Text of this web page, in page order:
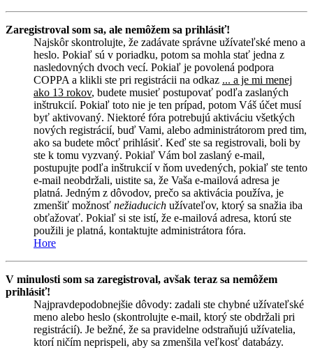
Zaregistroval som sa, ale nemôžem sa prihlásiť!
Najskôr skontrolujte, že zadávate správne užívateľské meno a
heslo. Pokiaľ sú v poriadku, potom sa mohla stať jedna z
nasledovných dvoch vecí. Pokiaľ je povolená podpora
COPPA a klikli ste pri registrácii na odkaz ... a je mi menej
ako 13 rokov, budete musieť postupovať podľa zaslaných
inštrukcií. Pokiaľ toto nie je ten prípad, potom Váš účet musí
byť aktivovaný. Niektoré fóra potrebujú aktiváciu všetkých
nových registrácií, buď Vami, alebo administrátorom pred tim,
ako sa budete môcť prihlásiť. Keď ste sa registrovali, boli by
ste k tomu vyzvaný. Pokiaľ Vám bol zaslaný e-mail,
postupujte podľa inštrukcií v ňom uvedených, pokiaľ ste tento
e-mail neobdržali, uistite sa, že Vaša e-mailová adresa je
platná. Jedným z dôvodov, prečo sa aktivácia používa, je
zmenšiť možnosť nežiaducich užívateľov, ktorý sa snažia iba
obťažovať. Pokiaľ si ste istí, že e-mailová adresa, ktorú ste
použili je platná, kontaktujte administrátora fóra.
Hore
V minulosti som sa zaregistroval, avšak teraz sa nemôžem
prihlásiť!
Najpravdepodobnejšie dôvody: zadali ste chybné užívateľské
meno alebo heslo (skontrolujte e-mail, ktorý ste obdržali pri
registrácií). Je bežné, že sa pravidelne odstraňujú užívatelia,
ktorí ničím neprispeli, aby sa zmenšila veľkosť databázy.